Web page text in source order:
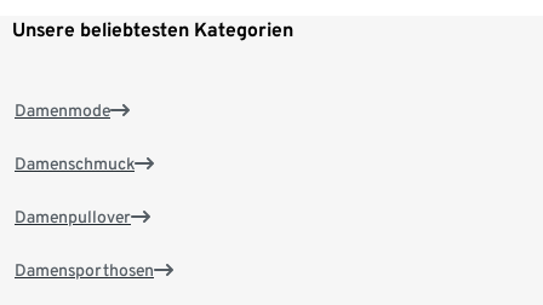
Unsere beliebtesten Kategorien
Damenmode
Damenschmuck
Damenpullover
Damensporthosen